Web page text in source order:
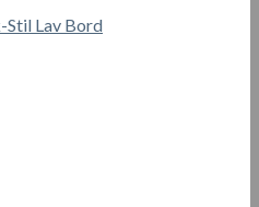
Lav Bord